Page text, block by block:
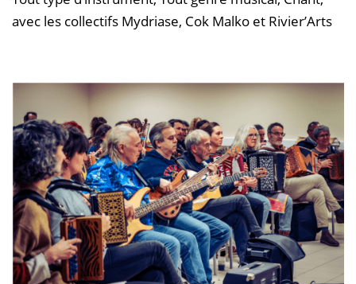
avec les collectifs Mydriase, Cok Malko et Rivier’Arts